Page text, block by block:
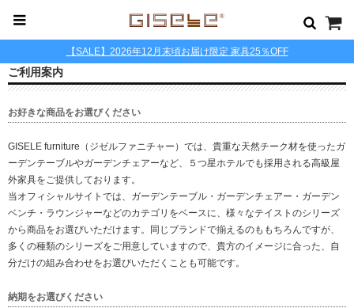
【SALE】2026年12月末頃お届け限定 家具25％OFF
ご利用案内
お好きな商品をお選びください
GISELE furniture（ジゼルファニチャー）では、貴重な天然チーク材を使ったガ
ーデンテーブルやガーデンチェアーなど、５つ星ホテルでも採用される高級屋
外家具をご提供しております。
当オフィシャルサイトでは、ガーデンテーブル・ガーデンチェアー・ガーデン
ベンチ・ラウンジャーなどのカテゴリをベースに、様々なテイストのシリーズ
から商品をお選びいただけます。同じブランドで揃えるのももちろんですが、
多くの種類のシリーズをご用意していますので、貴方のイメージに合った、自
分だけの組み合わせをお選びいただくことも可能です。
納期をお選びください